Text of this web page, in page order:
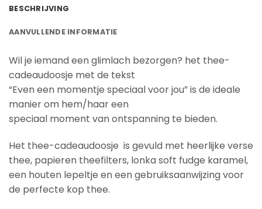
BESCHRIJVING
AANVULLENDE INFORMATIE
Wil je iemand een glimlach bezorgen? het thee-
cadeaudoosje met de tekst
“Even een momentje speciaal voor jou” is de ideale
manier om hem/haar een
speciaal moment van ontspanning te bieden.
Het thee-cadeaudoosje is gevuld met heerlijke verse
thee, papieren theefilters, lonka soft fudge karamel,
een houten lepeltje en een gebruiksaanwijzing voor
de perfecte kop thee.